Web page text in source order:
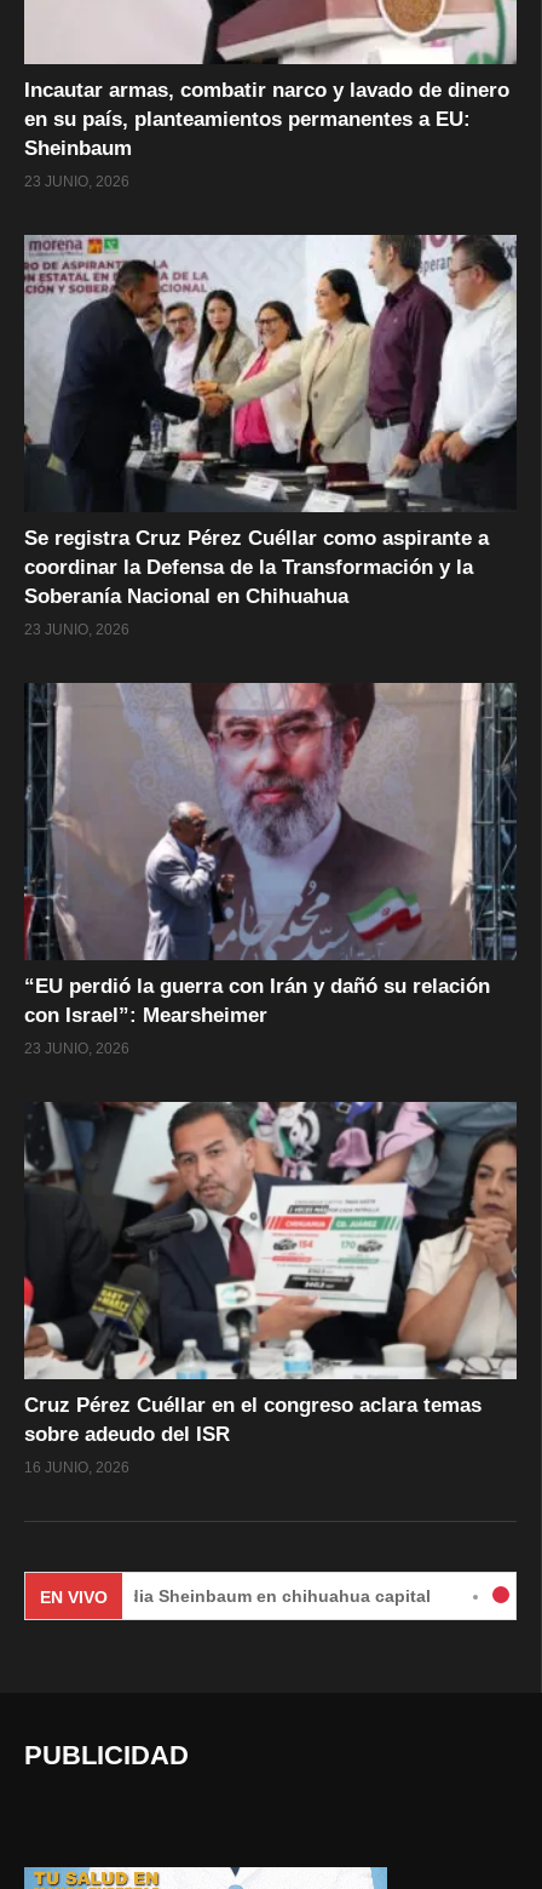
Incautar armas, combatir narco y lavado de dinero
en su país, planteamientos permanentes a EU:
Sheinbaum
23 JUNIO, 2026
Se registra Cruz Pérez Cuéllar como aspirante a
coordinar la Defensa de la Transformación y la
Soberanía Nacional en Chihuahua
23 JUNIO, 2026
“EU perdió la guerra con Irán y dañó su relación
con Israel”: Mearsheimer
23 JUNIO, 2026
Cruz Pérez Cuéllar en el congreso aclara temas
sobre adeudo del ISR
16 JUNIO, 2026
EN VIVO
Claudia Sheinbaum en chihuahua capital #EnVivo |
PUBLICIDAD